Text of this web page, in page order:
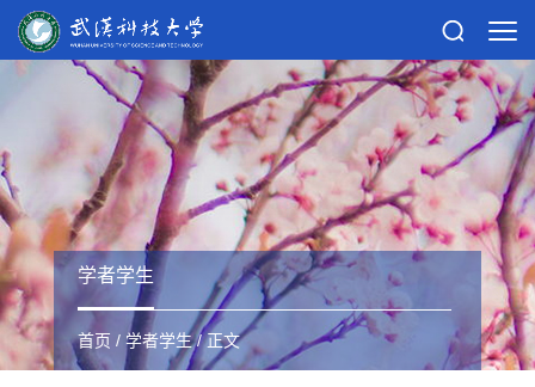
学者学生
首页 / 学者学生/ 正文